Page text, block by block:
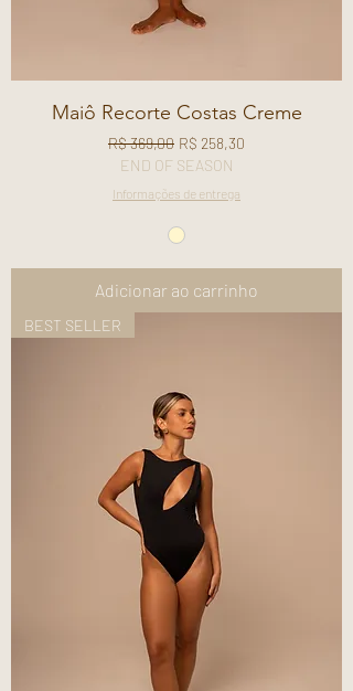
Maiô Recorte Costas Creme
Preço normal
R$ 369,00 Preço promocional
R$ 258,30
END OF SEASON
Informações de entrega
Adicionar ao carrinho
BEST SELLER